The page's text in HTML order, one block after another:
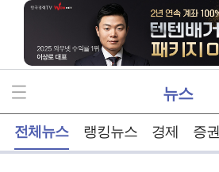
뉴스
전체뉴스 랭킹뉴스 경제 증권